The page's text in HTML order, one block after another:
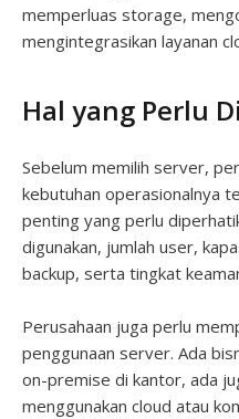
memperluas storage,
mengintegrasikan layanan
Hal yang Perlu
Sebelum memilih server,
kebutuhan operasionalnya
penting yang perlu
digunakan, jumlah user,
backup, serta tingkat
Perusahaan juga perlu
penggunaan server. Ada
on-premise di kantor, ada
menggunakan cloud atau